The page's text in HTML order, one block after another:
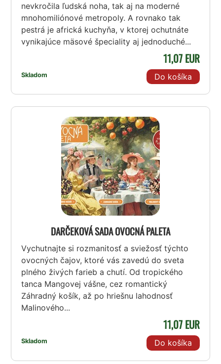
nevkročila ľudská noha, tak aj na moderné
mnohomiliónové metropoly. A rovnako tak
pestrá je africká kuchyňa, v ktorej ochutnáte
vynikajúce mäsové špeciality aj jednoduché...
Skladom
11,07 EUR
Do košíka
DARČEKOVÁ SADA OVOCNÁ PALETA
Vychutnajte si rozmanitosť a sviežosť týchto
ovocných čajov, ktoré vás zavedú do sveta
plného živých farieb a chutí. Od tropického
tanca Mangovej vášne, cez romantický
Záhradný košík, až po hriešnu lahodnosť
Malinového...
Skladom
11,07 EUR
Do košíka